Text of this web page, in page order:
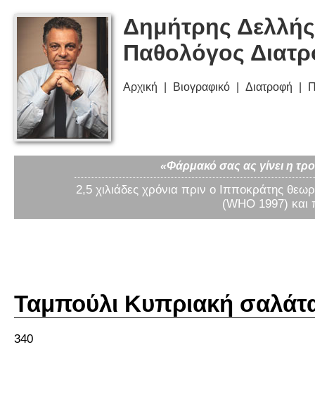
Δημήτρης
Παθολόγος
Αρχική Βιογραφικό Διατροφή
«Φάρμακό σας ας γίνει η
2,5 χιλιάδες χρόνια πριν ο Ιπποκράτης
(WHO 1997) και
Ταμπούλι Κυπριακή
340